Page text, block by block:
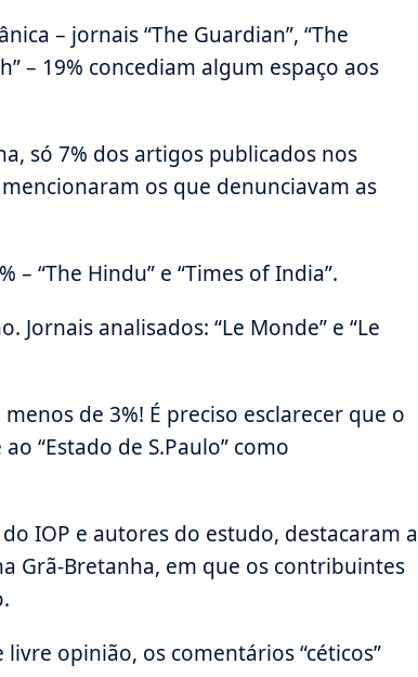
– jornais “The Guardian”, “The
– 19% concediam algum espaço aos
só 7% dos artigos publicados nos
mencionaram os que denunciavam as
“The Hindu” e “Times of India”.
analisados: “Le Monde” e “Le
de 3%! É preciso esclarecer que o
“Estado de S.Paulo” como
IOP e autores do estudo, destacaram a
Grã-Bretanha, em que os contribuintes
opinião, os comentários “céticos”